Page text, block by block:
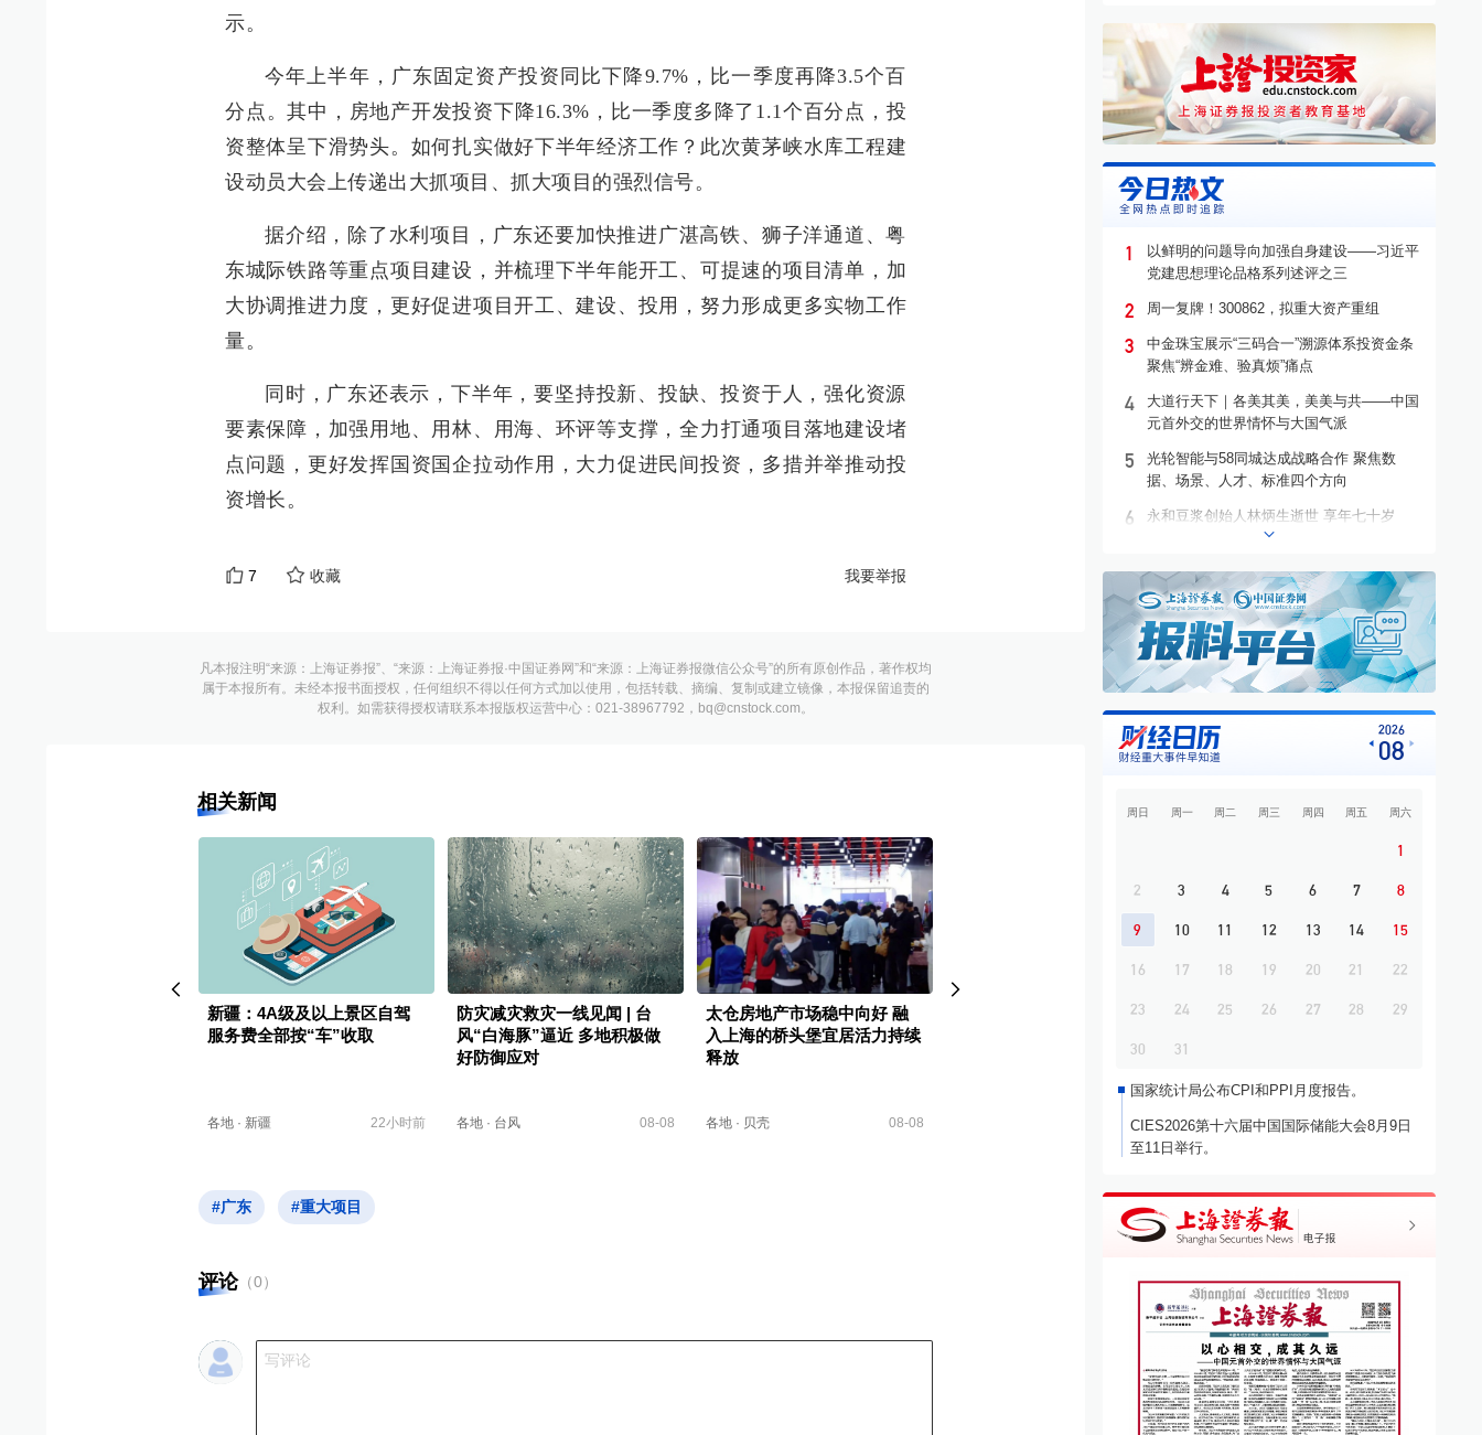
示。
今年上半年，广东固定资产投资同比下降9.7%，比一季度再降3.5个百
分点。其中，房地产开发投资下降16.3%，比一季度多降了1.1个百分点，投
资整体呈下滑势头。如何扎实做好下半年经济工作？此次黄茅峡水库工程建
设动员大会上传递出大抓项目、抓大项目的强烈信号。
据介绍，除了水利项目，广东还要加快推进广湛高铁、狮子洋通道、粤
东城际铁路等重点项目建设，并梳理下半年能开工、可提速的项目清单，加
大协调推进力度，更好促进项目开工、建设、投用，努力形成更多实物工作
量。
同时，广东还表示，下半年，要坚持投新、投缺、投资于人，强化资源
要素保障，加强用地、用林、用海、环评等支撑，全力打通项目落地建设堵
点问题，更好发挥国资国企拉动作用，大力促进民间投资，多措并举推动投
资增长。
7 收藏 我要举报
凡本报注明“来源：上海证券报”、“来源：上海证券报·中国证券网”和“来源：上海证券报微信公众号”的所有原创作品，著作权均
属于本报所有。未经本报书面授权，任何组织不得以任何方式加以使用，包括转载、摘编、复制或建立镜像，本报保留追责的
权利。如需获得授权请联系本报版权运营中心：021-38967792，bq@cnstock.com。
相关新闻
新疆：4A级及以上景区自驾
服务费全部按“车”收取
各地 · 新疆 22小时前
防灾减灾救灾一线见闻 | 台
风“白海豚”逼近 多地积极做
好防御应对
各地 · 台风 08-08
太仓房地产市场稳中向好 融
入上海的桥头堡宜居活力持续
释放
各地 · 贝壳 08-08
北京昌平将梯次布局高精尖产
08-07
新疆：4A级及以上景区自驾
各地·新疆 22小时前
#广东 #重大项目
评论（0）
1
以鲜明的问题导向加强自身建设——习近平
党建思想理论品格系列述评之三
2 周一复牌！300862，拟重大资产重组
3
中金珠宝展示“三码合一”溯源体系投资金条
聚焦“辨金难、验真烦”痛点
4
大道行天下｜各美其美，美美与共——中国
元首外交的世界情怀与大国气派
5
光轮智能与58同城达成战略合作 聚焦数
据、场景、人才、标准四个方向
6 永和豆浆创始人林炳生逝世 享年七十岁
国电南自主办2026第四届新型电力系统太湖
论坛
各美其美，美美与共
10
幸福蓝海上市十周年系列活动启幕 携手滴
2026
08
周日 周一 周二 周三 周四 周五 周六
1
2 3 4 5 6 7 8
9 10 11 12 13 14 15
16 17 18 19 20 21 22
23 24 25 26 27 28 29
30 31
国家统计局公布CPI和PPI月度报告。
CIES2026第十六届中国国际储能大会8月9日
至11日举行。